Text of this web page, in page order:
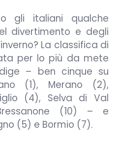
gli italiani qualche
divertimento e degli
La classifica di
per lo più da mete
– ben cinque su
(1), Merano (2),
(4), Selva di Val
(10) – e
(5) e Bormio (7).